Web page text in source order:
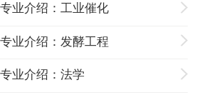
业介绍：工业催化
业介绍：发酵工程
业介绍：法学